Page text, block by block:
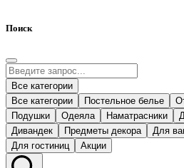
Поиск
Все категории
Все категории
Постельное белье
Подушки
Одеяла Наматрасники
Дивандек
Предметы декора Для
Для гостиниц
Акции